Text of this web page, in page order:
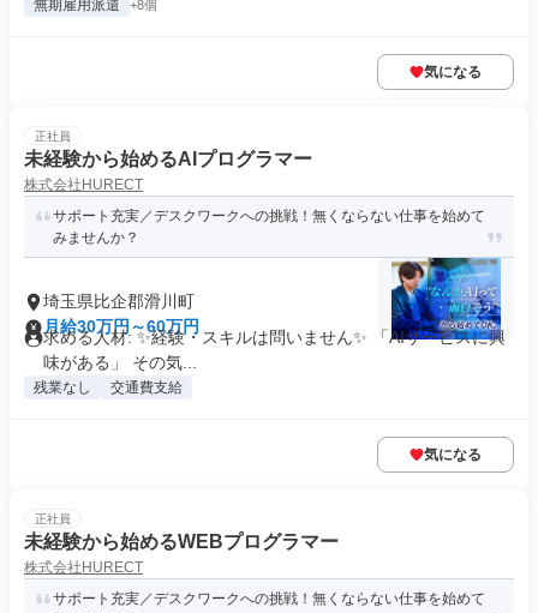
無期雇用派遣 +8個
気になる
正社員
未経験から始めるAIプログラマー
株式会社HURECT
サポート充実／デスクワークへの挑戦！無くならない仕事を始めて
みませんか？
埼玉県比企郡滑川町
月給30万円～60万円
求める人材: ✨経験・スキルは問いません✨ 「AIサービスに興
味がある」 その気...
残業なし 交通費支給
気になる
正社員
未経験から始めるWEBプログラマー
株式会社HURECT
サポート充実／デスクワークへの挑戦！無くならない仕事を始めて